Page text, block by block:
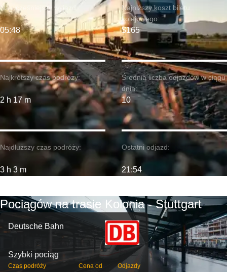
Najkrótszy czas podróży:
2 h 17 m
Najwcześniejszy wyjazd:
05:48
Najdłuższy czas podróży:
3 h 3 m
Najniższy koszt biletu
kolejowego:
$165
Średnia liczba odjazdów w ciągu
dnia:
10
Ostatni odjazd:
21:54
Pociągów na trasie Kolonia - Stuttgart
Deutsche Bahn
Szybki pociąg
Czas podróży Cena od Odjazdy